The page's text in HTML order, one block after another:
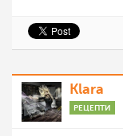
Klara
РЕЦЕПТИ